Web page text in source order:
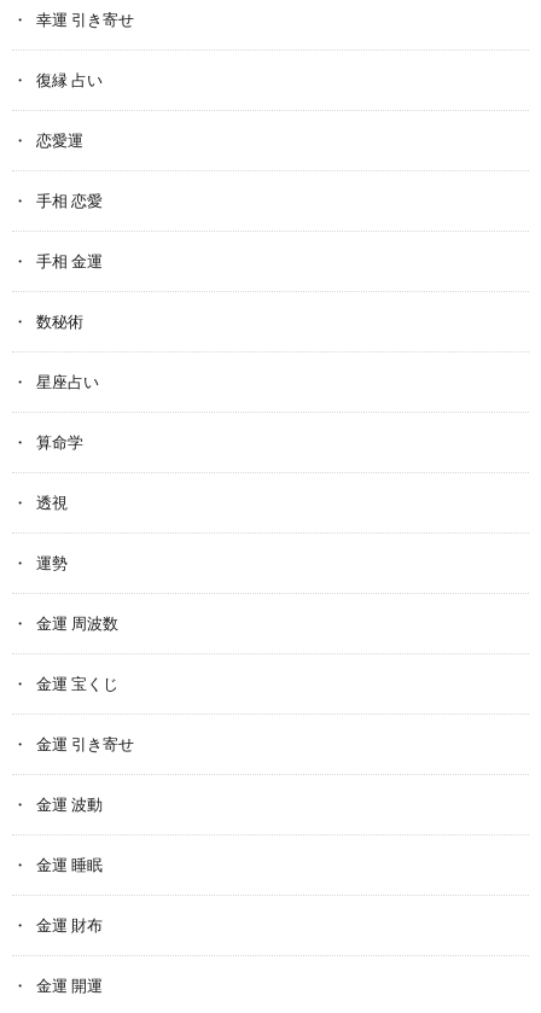
幸運 引き寄せ
復縁 占い
恋愛運
手相 恋愛
手相 金運
数秘術
星座占い
算命学
透視
運勢
金運 周波数
金運 宝くじ
金運 引き寄せ
金運 波動
金運 睡眠
金運 財布
金運 開運